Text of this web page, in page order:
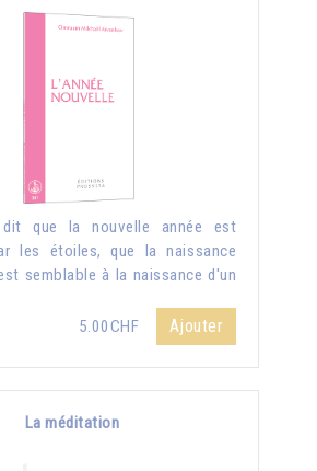
dit que la nouvelle année est
les étoiles, que la naissance
semblable à la naissance d'un
5.00CHF
Ajouter
La méditation